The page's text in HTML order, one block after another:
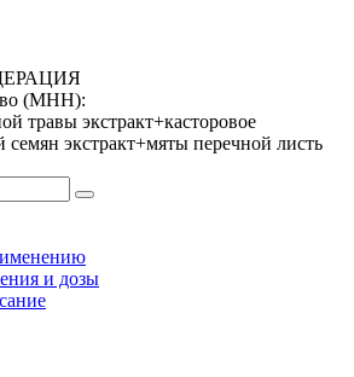
(МНН):
травы экстракт+касторовое
экстракт+мяты перечной листь
и дозы